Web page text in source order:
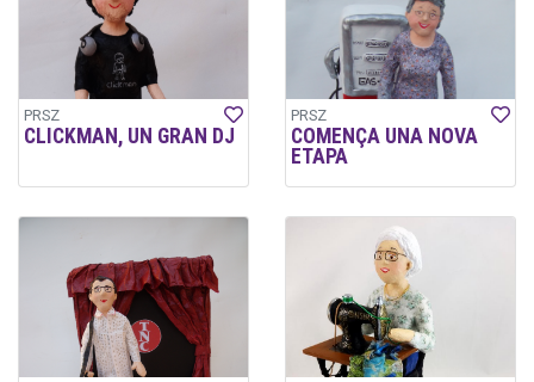
PRSZ
CLICKMAN, UN GRAN DJ
PRSZ
COMENÇA UNA NOVA
ETAPA